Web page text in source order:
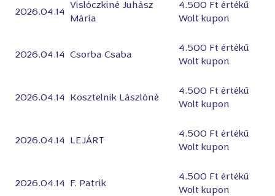
2026.04.14
Vislóczkiné Juhász
Mária
4.500 Ft értékű
Wolt kupon
2026.04.14 Csorba Csaba
4.500 Ft értékű
Wolt kupon
2026.04.14 Kosztelnik Lászlóné
4.500 Ft értékű
Wolt kupon
2026.04.14 LEJÁRT
4.500 Ft értékű
Wolt kupon
2026.04.14 F. Patrik
4.500 Ft értékű
Wolt kupon